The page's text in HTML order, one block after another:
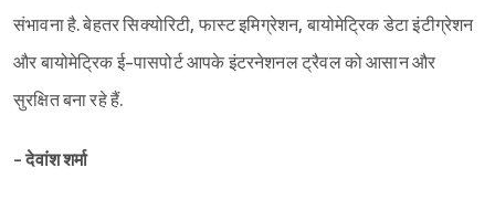
संभावना है. बेहतर सिक्योरिटी, फास्ट इमिग्रेशन, बायोमेट्रिक डेटा इंटीग्रेशन
और बायोमेट्रिक ई-पासपोर्ट आपके इंटरनेशनल ट्रैवल को आसान और
सुरक्षित बना रहे हैं.
- देवांश शर्मा